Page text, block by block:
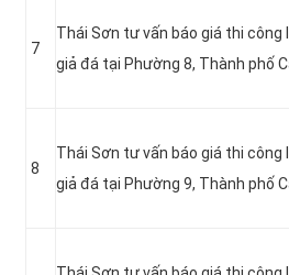
7
Thái Sơn tư vấn báo giá thi công
giả đá tại Phường 8, Thành phố
8
Thái Sơn tư vấn báo giá thi công
giả đá tại Phường 9, Thành phố